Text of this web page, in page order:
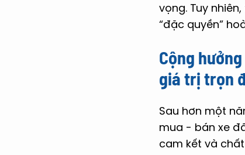
vọng. Tuy
“đặc quyền”
Cộng
giá trị trọn
Sau hơn một
mua - bán xe
cam kết và